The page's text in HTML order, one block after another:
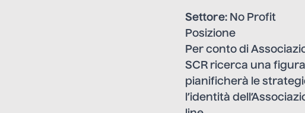
Settore: No Profit
Posizione
Per conto di
SCR ricerca una
pianificherà le
l’identità